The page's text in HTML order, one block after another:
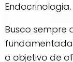
Endocrinologia.
Busco sempre
fundamentada
o objetivo de